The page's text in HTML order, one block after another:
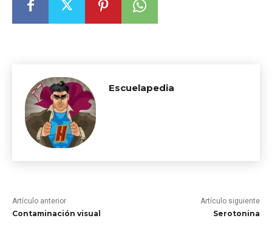
Escuelapedia
Artículo anterior
Contaminación visual
Artículo siguiente
Serotonina